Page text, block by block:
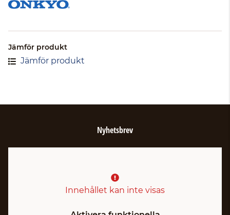
Jämför produkt
Jämför produkt
Nyhetsbrev
Innehållet kan inte visas